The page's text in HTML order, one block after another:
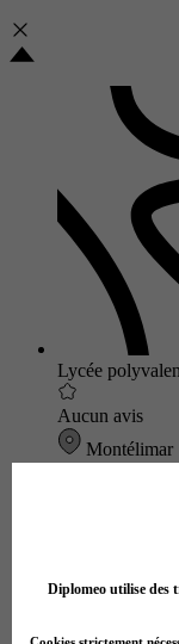
Lycée
Aucun avis
Montélimar
Diplomeo utilise des